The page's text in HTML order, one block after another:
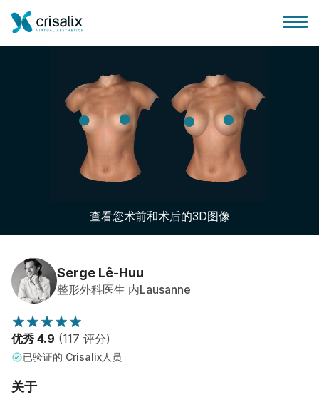
外科医生之家
客户评价
查看您术前和术后的3D图像
Serge Lê-Huu
整形外科医生 内Lausanne
优秀 4.9 (117 评分)
已验证的 Crisalix人员
关于